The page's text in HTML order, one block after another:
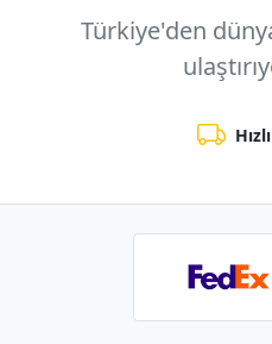
Türkiye'den